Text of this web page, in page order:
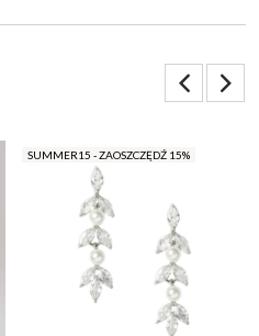
SUMMER15 - ZAOSZCZĘDŹ 15%